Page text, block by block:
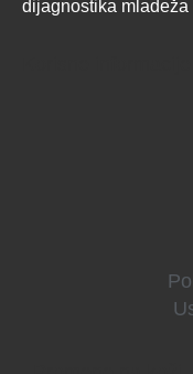
dijagnostika